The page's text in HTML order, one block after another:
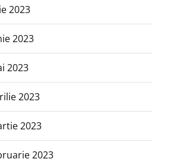
2023
2023
2023
2023
2023
2023